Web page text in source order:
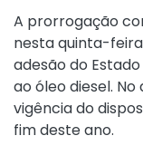
A prorrogação
nesta quinta-
adesão do
ao óleo diesel.
vigência do
fim deste ano.